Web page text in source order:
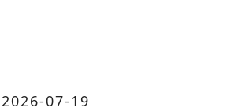
2026-07-19